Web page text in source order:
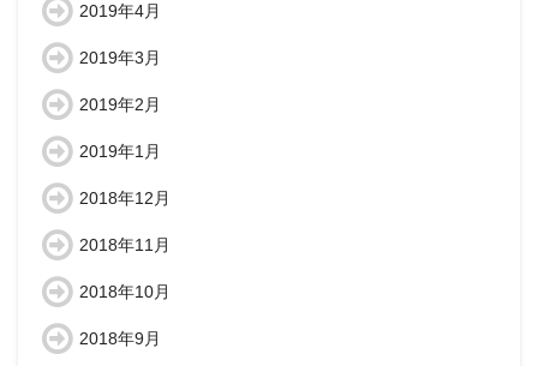
2019年4月
2019年3月
2019年2月
2019年1月
2018年12月
2018年11月
2018年10月
2018年9月